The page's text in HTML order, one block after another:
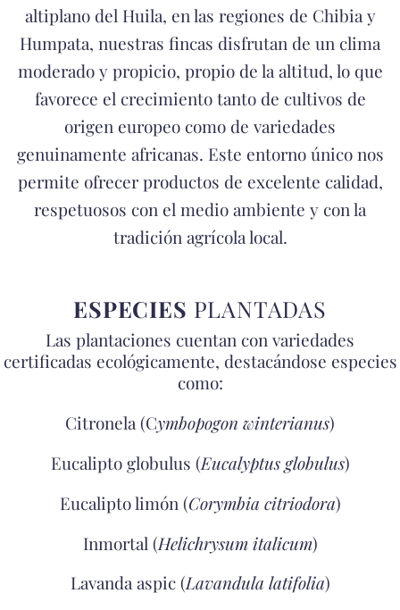
altiplano del Huila, en las regiones de Chibia y
Humpata, nuestras fincas disfrutan de un clima
moderado y propicio, propio de la altitud, lo que
favorece el crecimiento tanto de cultivos de
origen europeo como de variedades
genuinamente africanas. Este entorno único nos
permite ofrecer productos de excelente calidad,
respetuosos con el medio ambiente y con la
tradición agrícola local.
ESPECIES PLANTADAS
Las plantaciones cuentan con variedades
certificadas ecológicamente, destacándose especies
como:
Citronela (Cymbopogon winterianus)
Eucalipto globulus (Eucalyptus globulus)
Eucalipto limón (Corymbia citriodora)
Inmortal (Helichrysum italicum)
Lavanda aspic (Lavandula latifolia)